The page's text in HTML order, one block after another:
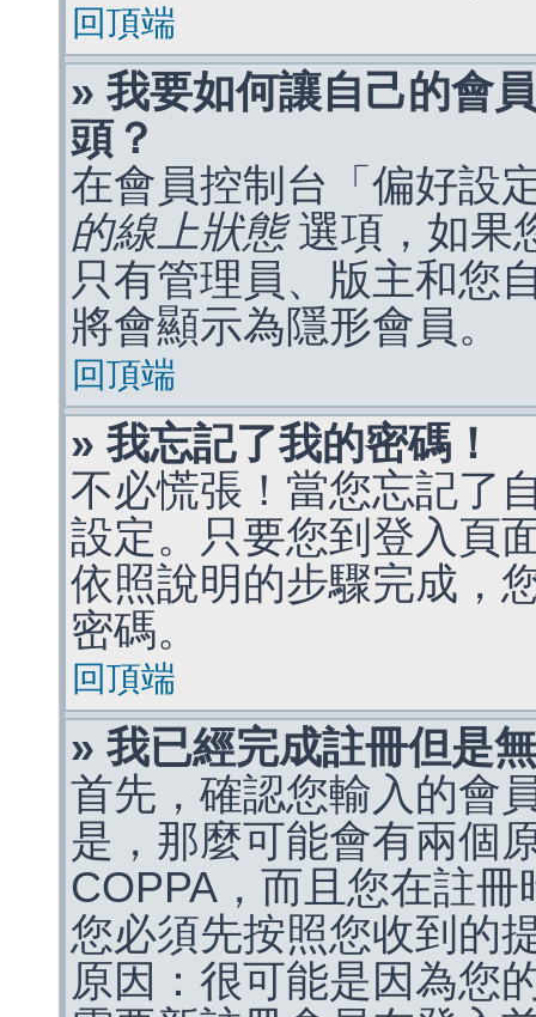
回頂端
» 我要如何讓自己的會
頭？
在會員控制台「偏好設
的線上狀態選項，如果
只有管理員、版主和您
將會顯示為隱形會員。
回頂端
» 我忘記了我的密碼！
不必慌張！當您忘記了
設定。只要您到登入頁
依照說明的步驟完成，
密碼。
回頂端
» 我已經完成註冊但是
首先，確認您輸入的會
是，那麼可能會有兩個
COPPA，而且您在註
您必須先按照您收到的
原因：很可能是因為您